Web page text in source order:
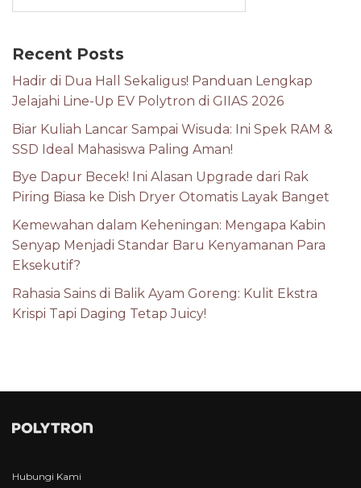
Recent Posts
Hadir di Dua Hall Sekaligus! Panduan Lengkap
Jelajahi Line-Up EV Polytron di GIIAS 2026
Biar Kuliah Lancar Sampai Wisuda: Ini Spek RAM &
SSD Ideal Mahasiswa Paling Aman!
Bye Dapur Becek! Ini Alasan Upgrade dari Rak
Piring Biasa ke Dish Dryer Otomatis Layak Banget
Kemewahan dalam Keheningan: Mengapa Kabin
Senyap Menjadi Standar Baru Kenyamanan Para
Eksekutif?
Rahasia Sains di Balik Ayam Goreng: Kulit Ekstra
Krispi Tapi Daging Tetap Juicy!
Hubungi Kami